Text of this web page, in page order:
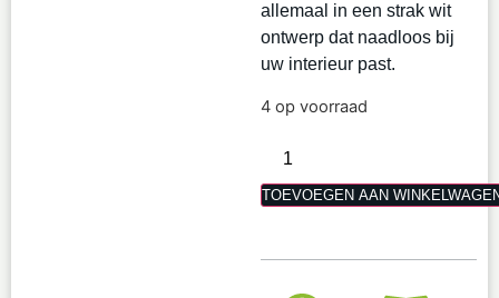
allemaal in een strak wit
ontwerp dat naadloos bij
uw interieur past.
4 op voorraad
TOEVOEGEN AAN